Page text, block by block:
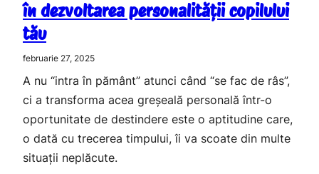
în dezvoltarea personalității copilului
tău
februarie 27, 2025
A nu “intra în pământ” atunci când “se fac de râs”,
ci a transforma acea greșeală personală într-o
oportunitate de destindere este o aptitudine care,
o dată cu trecerea timpului, îi va scoate din multe
situații neplăcute.